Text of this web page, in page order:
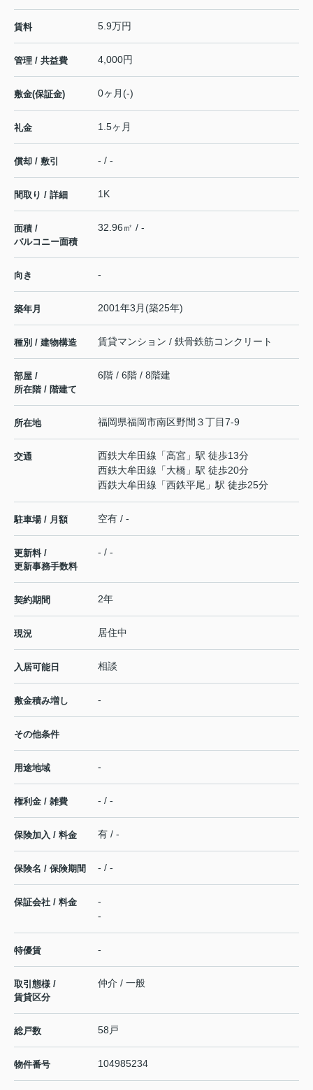
賃料 5.9万円
管理 / 共益費 4,000円
敷金(保証金) 0ヶ月(-)
礼金 1.5ヶ月
償却 / 敷引 - / -
間取り / 詳細 1K
面積 /
バルコニー面積
32.96㎡ / -
向き -
築年月 2001年3月(築25年)
種別 / 建物構造 賃貸マンション / 鉄骨鉄筋コンクリート
部屋 /
所在階 / 階建て
6階 / 6階 / 8階建
所在地 福岡県福岡市南区野間 ３丁目7-9
交通 西鉄大牟田線 「高宮 」駅 徒歩13分
西鉄大牟田線 「大橋 」駅 徒歩20分
西鉄大牟田線 「西鉄平尾 」駅 徒歩25分
駐車場 / 月額 空有 / -
更新料 /
更新事務手数料
- / -
契約期間 2年
現況 居住中
入居可能日 相談
敷金積み増し -
その他条件
用途地域 -
権利金 / 雑費 - / -
保険加入 / 料金 有 / -
保険名 / 保険期間 - / -
保証会社 / 料金
-
-
特優賃 -
取引態様 /
賃貸区分
仲介 / 一般
総戸数 58戸
物件番号 104985234